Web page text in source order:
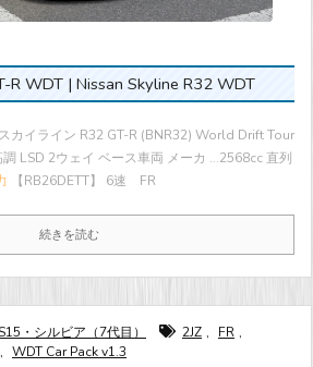
R WDT | Nissan Skyline R32 WDT
カイライン R32 GT-R (BNR32) World Drift Tour
LSD 2ウェイ ベース車両 メーカ ...2568cc 直列
【RB26DETT】 6速 FR
続きを読む
・シルビア（7代目） 2JZ , FR ,
, WDT Car Pack v1.3